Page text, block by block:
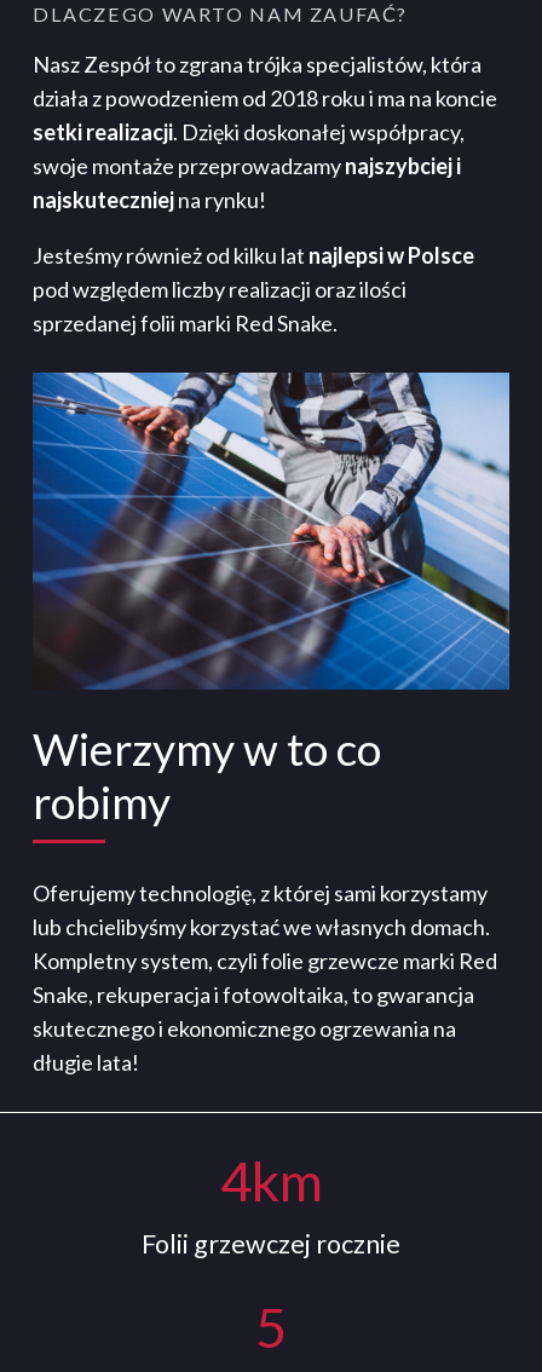
DLACZEGO WARTO NAM ZAUFAĆ?
Nasz Zespół to zgrana trójka specjalistów, która
działa z powodzeniem od 2018 roku i ma na koncie
setki realizacji. Dzięki doskonałej współpracy,
swoje montaże przeprowadzamynajszybciej i
najskuteczniejna rynku!
Jesteśmy również od kilku lat najlepsi w Polsce
pod względem liczby realizacji oraz ilości
sprzedanej folii marki Red Snake.
Wierzymy w to co
robimy
Oferujemy technologię, z której sami korzystamy
lub chcielibyśmy korzystać we własnych domach.
Kompletny system, czyli folie grzewcze marki Red
Snake, rekuperacja i fotowoltaika, to gwarancja
skutecznego i ekonomicznego ogrzewania na
długie lata!
4km
Folii grzewczej rocznie
5